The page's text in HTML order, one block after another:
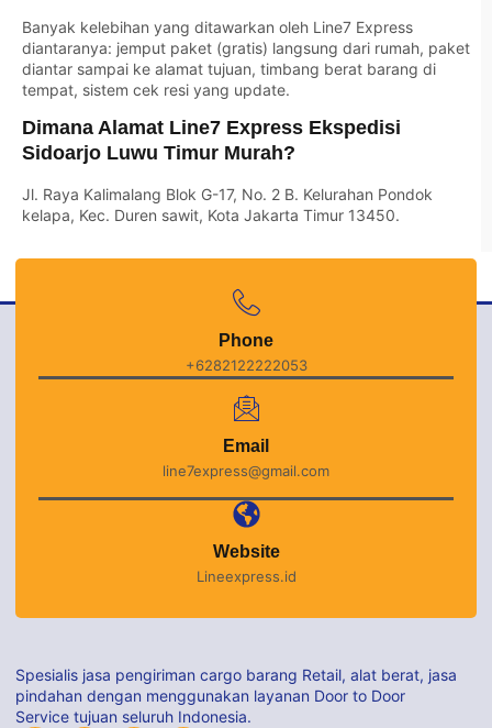
Banyak kelebihan yang ditawarkan oleh Line7 Express
diantaranya: jemput paket (gratis) langsung dari rumah, paket
diantar sampai ke alamat tujuan, timbang berat barang di
tempat, sistem cek resi yang update.
Dimana Alamat Line7 Express Ekspedisi
Sidoarjo Luwu Timur Murah?
Jl. Raya Kalimalang Blok G-17, No. 2 B. Kelurahan Pondok
kelapa, Kec. Duren sawit, Kota Jakarta Timur 13450.
Phone
+6282122222053
Email
line7express@gmail.com
Website
Lineexpress.id
Spesialis jasa pengiriman cargo barang Retail, alat berat, jasa
pindahan dengan menggunakan layanan Door to Door
Service tujuan seluruh Indonesia.